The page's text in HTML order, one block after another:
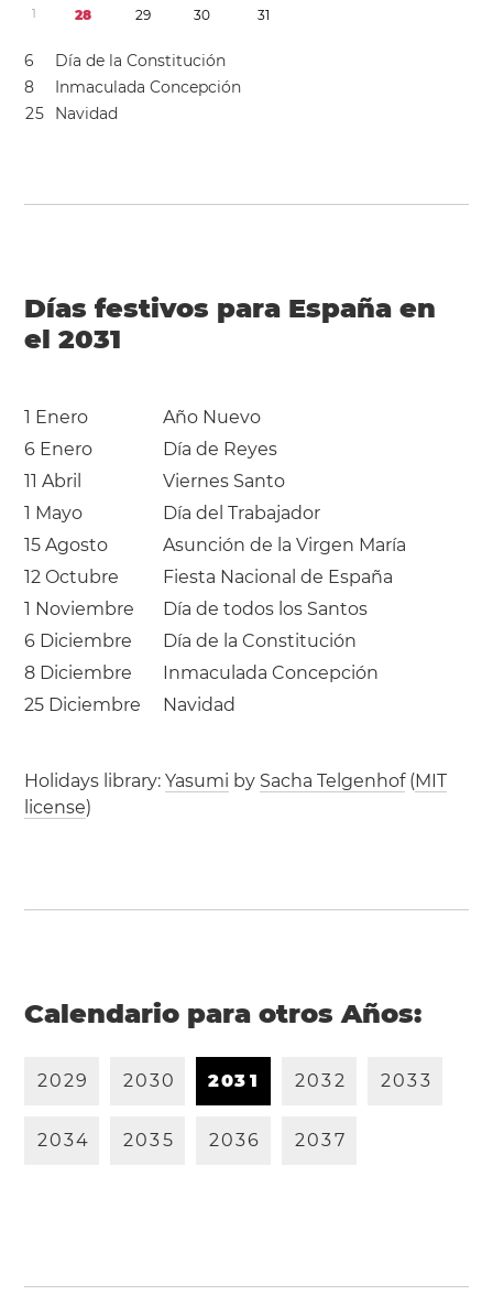
1 28 29 30 31
6
Día de la Constitución
8
Inmaculada Concepción
25 Navidad
Días festivos para España en
el 2031
1 Enero
Año Nuevo
6 Enero
Día de Reyes
11 Abril
Viernes Santo
1 Mayo
Día del Trabajador
15 Agosto
Asunción de la Virgen María
12 Octubre
Fiesta Nacional de España
1 Noviembre
Día de todos los Santos
6 Diciembre
Día de la Constitución
8 Diciembre
Inmaculada Concepción
25 Diciembre
Navidad
Holidays library:Yasumi by Sacha Telgenhof(MIT
license)
Calendario para otros Años:
2029 2030 203 1 2032 2033
2034 2035 2036 2037